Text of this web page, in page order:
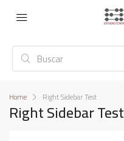
Home Right Sidebar Test
Right Sidebar Test